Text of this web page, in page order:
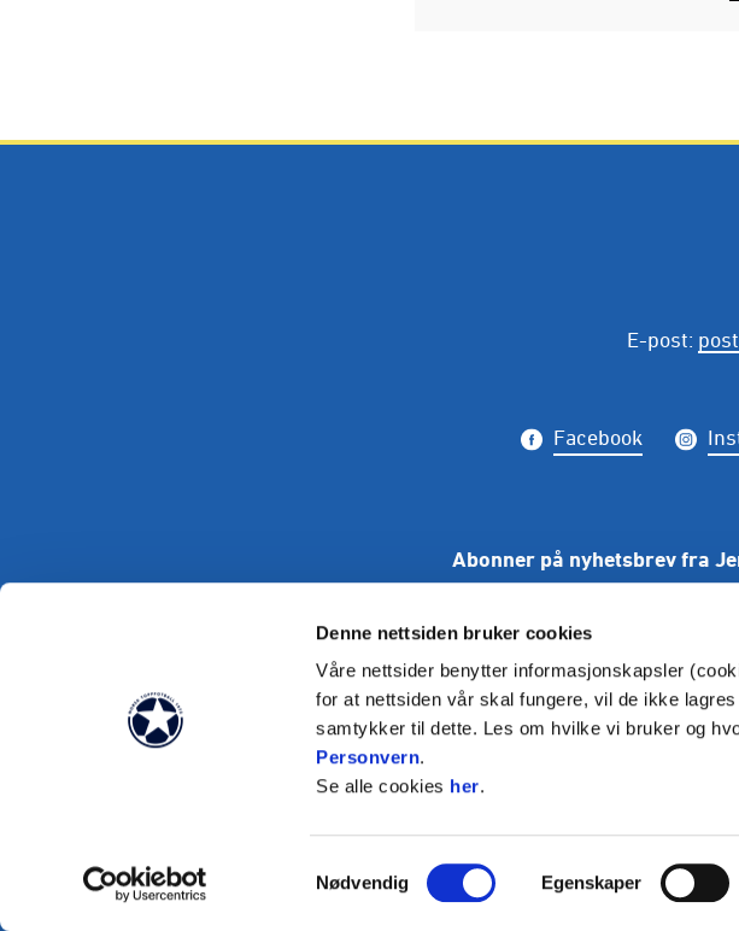
Denne nettsiden bruker cookies
Våre nettsider benytter informasjonskapsler
for at nettsiden vår skal fungere, vil de ikke
samtykker til dette. Les om hvilke vi bruker og
Personvern.
Se alle cookies her.
Samtykkevalg
Nødvendig Egenskaper
E-post:
Facebook
Abonner på nyhetsbrev fra